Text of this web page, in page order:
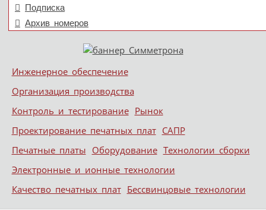
Подписка
Архив номеров
Меню
Skip to content
Инженерное обеспечение
Организация производства
Контроль и тестирование Рынок
Проектирование печатных плат САПР
Печатные платы Оборудование Технологии сборки
Электронные и ионные технологии
Качество печатных плат Бессвинцовые технологии